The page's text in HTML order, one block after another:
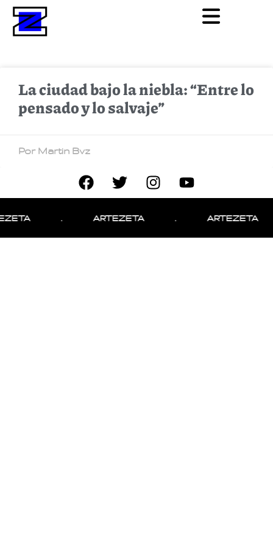
La ciudad bajo la niebla: “Entre lo
pensado y lo salvaje”
Por Martin Bvz
ARTEZETA ARTEZETA